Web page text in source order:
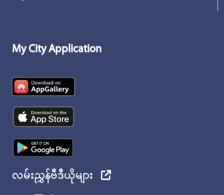
My City Application
လမ်းညွှန်ဗီဒီယိုများ